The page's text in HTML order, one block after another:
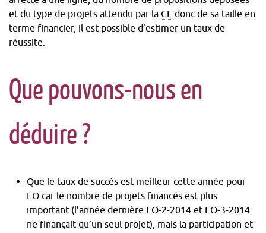
et du type de projets attendu par la CE donc de sa taille en
terme financier, il est possible d’estimer un taux de
réussite.
Que pouvons-nous en
déduire ?
Que le taux de succès est meilleur cette année pour
EO car le nombre de projets financés est plus
important (l’année dernière EO-2-2014 et EO-3-2014
ne finançait qu’un seul projet), mais la participation et